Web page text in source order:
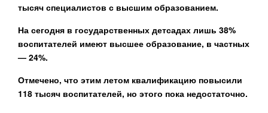
тысяч специалистов с высшим образованием.
На сегодня в государственных детсадах лишь 38%
воспитателей имеют высшее образование, в частных
— 24%.
Отмечено, что этим летом квалификацию повысили
118 тысяч воспитателей, но этого пока недостаточно.